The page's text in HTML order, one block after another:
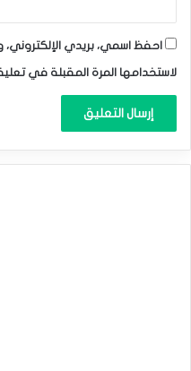
احفظ اسمي، بريدي
لاستخدامها المرة المقبلة في